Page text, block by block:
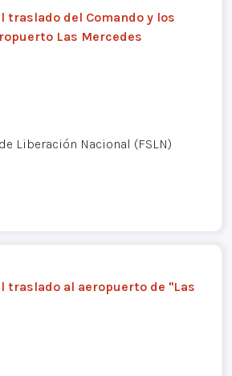
traslado del Comando y los
Las Mercedes
Liberación Nacional (FSLN)
traslado al aeropuerto de "Las